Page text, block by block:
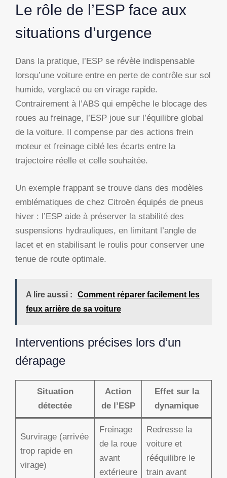
Le rôle de l’ESP face aux
situations d’urgence
Dans la pratique, l’ESP se révèle indispensable
lorsqu’une voiture entre en perte de contrôle sur sol
humide, verglacé ou en virage rapide.
Contrairement à l’ABS qui empêche le blocage des
roues au freinage, l’ESP joue sur l’équilibre global
de la voiture. Il compense par des actions frein
moteur et freinage ciblé les écarts entre la
trajectoire réelle et celle souhaitée.
Un exemple frappant se trouve dans des modèles
emblématiques de chez Citroën équipés de pneus
hiver : l’ESP aide à préserver la stabilité des
suspensions hydrauliques, en limitant l’angle de
lacet et en stabilisant le roulis pour conserver une
tenue de route optimale.
A lire aussi :
Comment réparer facilement les
feux arrière de sa voiture
Interventions précises lors d’un
dérapage
Situation
détectée
Action
de l’ESP
Effet sur la
dynamique
Survirage (arrivée
trop rapide en
virage)
Freinage
de la roue
avant
extérieure
Redresse la
voiture et
rééquilibre le
train avant